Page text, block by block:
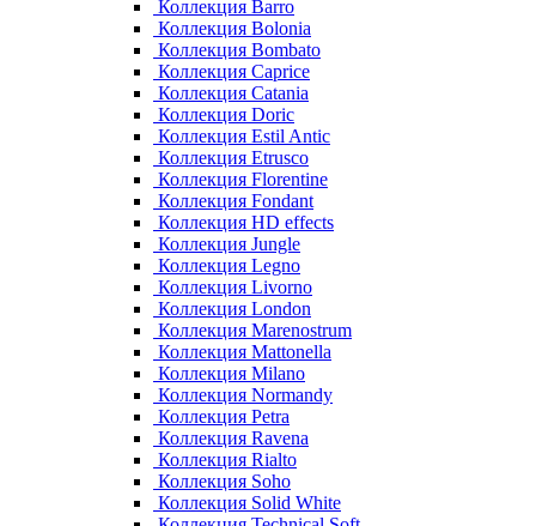
Коллекция Barro
Коллекция Bolonia
Коллекция Bombato
Коллекция Caprice
Коллекция Catania
Коллекция Doric
Коллекция Estil Antic
Коллекция Etrusco
Коллекция Florentine
Коллекция Fondant
Коллекция HD effects
Коллекция Jungle
Коллекция Legno
Коллекция Livorno
Коллекция London
Коллекция Marenostrum
Коллекция Mattonella
Коллекция Milano
Коллекция Normandy
Коллекция Petra
Коллекция Ravena
Коллекция Rialto
Коллекция Soho
Коллекция Solid White